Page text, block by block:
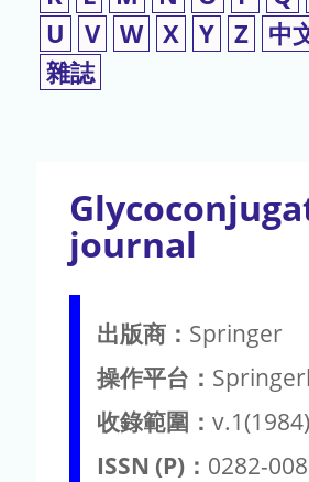
U
V W X Y Z 中
雜誌
journal
出版商： Springer
操作平台：
收錄範圍：
ISSN (P)： 0282-